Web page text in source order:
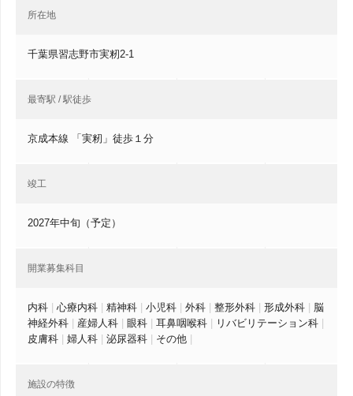
所在地
千葉県習志野市実籾2-1
最寄駅 / 駅徒歩
京成本線 「実籾」徒歩１分
竣工
2027年中旬（予定）
開業募集科目
内科 心療内科 精神科 小児科 外科 整形外科 形成外科
脳
神経外科
産婦人科 眼科 耳鼻咽喉科 リバビリテーション科
皮膚科
婦人科 泌尿器科 その他
施設の特徴